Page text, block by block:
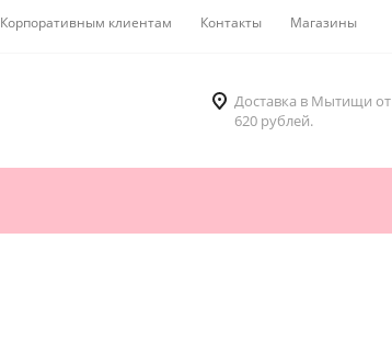
Корпоративным клиентам Контакты Магазины
Доставка в Мытищи от
620 рублей.